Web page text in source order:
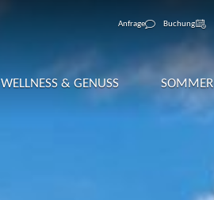
Anfrage Buchung
WELLNESS & GENUSS SOMMER